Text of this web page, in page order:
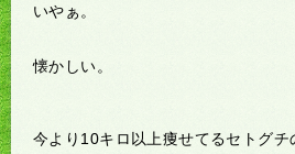
いやぁ。
懐かしい。
今より10キロ以上痩せてるセトグチ